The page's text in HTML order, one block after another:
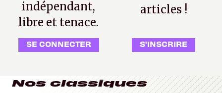
indépendant,
libre et tenace.
SE CONNECTER
articles !
S'INSCRIRE
Nos classiques